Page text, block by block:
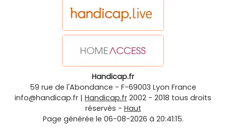
Handicap.fr
59 rue de l'Abondance - F-69003 Lyon France
info@handicap.fr | Handicap.fr 2002 - 2018 tous droits
réservés - Haut
Page générée le 06-08-2026 à 20:41:15.